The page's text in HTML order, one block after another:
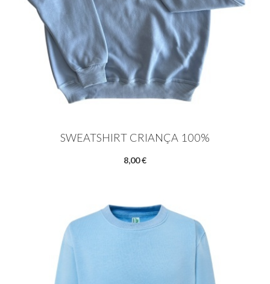
SWEATSHIRT CRIANÇA 100%
8,00 €